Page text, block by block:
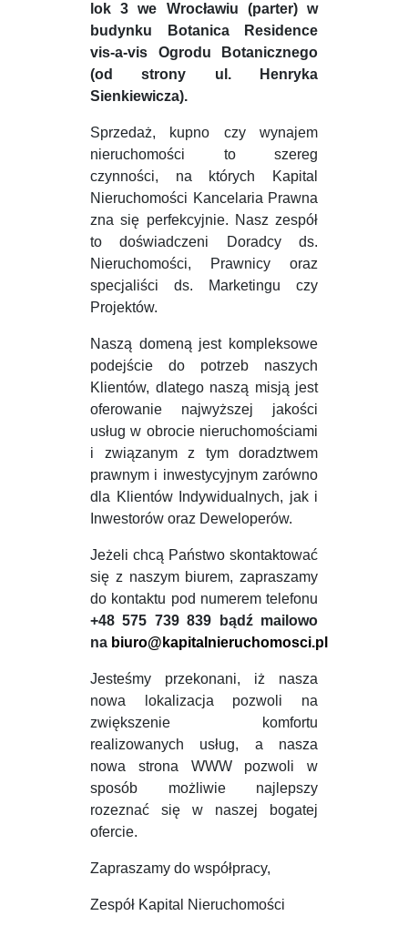
lok 3 we Wrocławiu (parter) w
budynku Botanica Residence
vis-a-vis Ogrodu Botanicznego
(od strony ul. Henryka
Sienkiewicza).
Sprzedaż, kupno czy wynajem
nieruchomości to szereg
czynności, na których Kapital
Nieruchomości Kancelaria Prawna
zna się perfekcyjnie. Nasz zespół
to doświadczeni Doradcy ds.
Nieruchomości, Prawnicy oraz
specjaliści ds. Marketingu czy
Projektów.
Naszą domeną jest kompleksowe
podejście do potrzeb naszych
Klientów, dlatego naszą misją jest
oferowanie najwyższej jakości
usług w obrocie nieruchomościami
i związanym z tym doradztwem
prawnym i inwestycyjnym zarówno
dla Klientów Indywidualnych, jak i
Inwestorów oraz Deweloperów.
Jeżeli chcą Państwo skontaktować
się z naszym biurem, zapraszamy
do kontaktu pod numerem telefonu
+48 575 739 839 bądź mailowo
na biuro@kapitalnieruchomosci.pl
Jesteśmy przekonani, iż nasza
nowa lokalizacja pozwoli na
zwiększenie komfortu
realizowanych usług, a nasza
nowa strona WWW pozwoli w
sposób możliwie najlepszy
rozeznać się w naszej bogatej
ofercie.
Zapraszamy do współpracy,
Zespół Kapital Nieruchomości